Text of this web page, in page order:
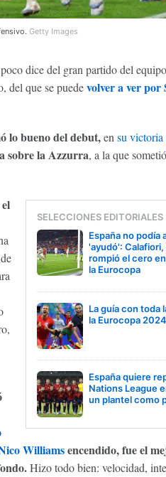
Getty Images
dice del gran partido del
del que se puedevolver a ver por
lo bueno del debut,ensu victoria
sobre la Azzurra, a la que
SELECCIONES EDITORIALES
España no podía
'ayudó':
rompió el cero
la Eurocopa
La guía con toda
la Eurocopa 2024
España quiere
Nations League
un plantel como
Williamsencendido, fue el
Hizo todo bien: velocidad,